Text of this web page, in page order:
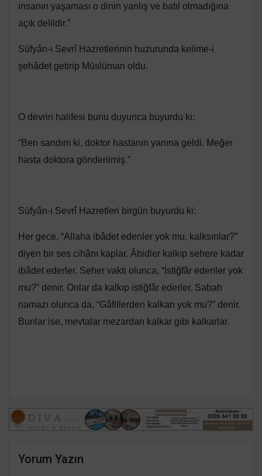
insanın yaşaması o dinin yanlış ve batıl olmadığına
açık delildir.”
Süfyân-ı Sevrî Hazretlerinin huzurunda kelime-i
şehâdet getirip Müslüman oldu.
O devrin halifesi bunu duyunca buyurdu ki:
“Ben sandım ki, doktor hastanın yanına geldi. Meğer
hasta doktora gönderilmiş.”
Süfyân-ı Sevrî Hazretleri birgün buyurdu ki:
Her gece, “Allaha ibâdet edenler yok mu, kalksınlar?”
diyen bir ses cihânı kaplar. Âbidler kalkıp sehere kadar
ibâdet ederler. Seher vakti olunca, “İstiğfâr edenler yok
mu?” denir. Onlar da kalkıp istiğfâr ederler. Sabah
namazı olunca da, “Gâfillerden kalkan yok mu?” denir.
Bunlar ise, mevtalar mezardan kalkar gibi kalkarlar.
Yorum Yazın